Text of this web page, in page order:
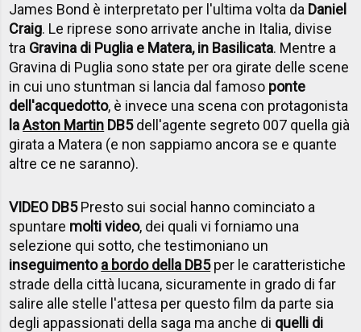
James Bond è interpretato per l'ultima volta da Daniel
Craig. Le riprese sono arrivate anche in Italia, divise
tra Gravina di Puglia e Matera, in Basilicata. Mentre a
Gravina di Puglia sono state per ora girate delle scene
in cui uno stuntman si lancia dal famoso ponte
dell'acquedotto, è invece una scena con protagonista
laAston Martin DB5dell'agente segreto 007 quella già
girata a Matera (e non sappiamo ancora se e quante
altre ce ne saranno).
VIDEO DB5Presto sui social hanno cominciato a
spuntare molti video, dei quali vi forniamo una
selezione qui sotto, che testimoniano un
inseguimentoa bordo della DB5per le caratteristiche
strade della città lucana, sicuramente in grado di far
salire alle stelle l'attesa per questo film da parte sia
degli appassionati della saga ma anche di quelli di